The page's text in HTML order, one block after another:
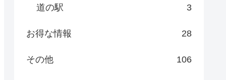
道の駅 3
お得な情報 28
その他 106